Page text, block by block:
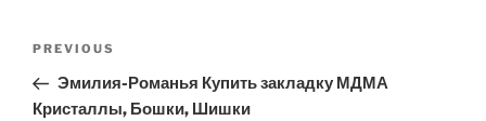
Previous
Post
PREVIOUS
Эмилия-Романья Купить закладку МДМА
Кристаллы, Бошки, Шишки